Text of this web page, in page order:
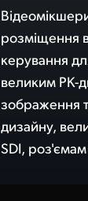
розміщення
керування
великим РК-
зображення
дизайну,
SDI, роз'ємам
пристрої є
контенту в
порти MADI.
рішення